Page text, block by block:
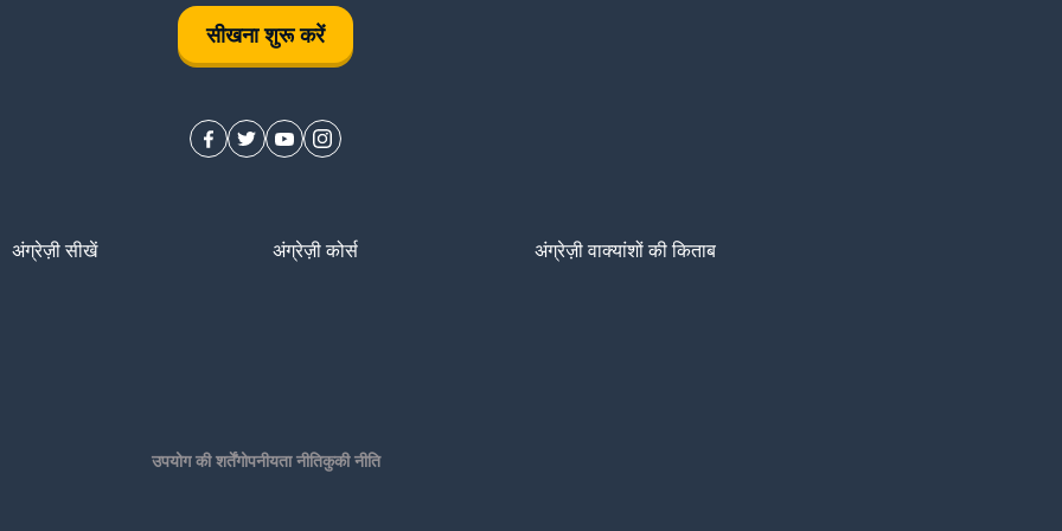
सीखना शुरू करें
अंग्रेज़ी सीखें अंग्रेज़ी कोर्स अंग्रेज़ी वाक्यांशों की किताब
उपयोग की शर्तेंगोपनीयता नीतिकुकी नीति